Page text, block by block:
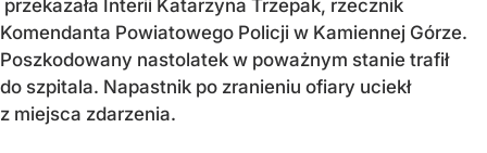
przekazała Interii Katarzyna Trzepak, rzecznik
Komendanta Powiatowego Policji w Kamiennej Górze.
Poszkodowany nastolatek w poważnym stanie trafił
do szpitala. Napastnik po zranieniu ofiary uciekł
z miejsca zdarzenia.